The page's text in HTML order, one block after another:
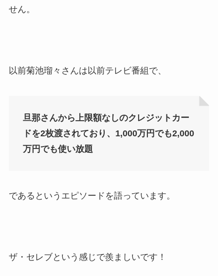
せん。
以前菊池瑠々さんは以前テレビ番組で、
旦那さんから上限額なしのクレジットカー
ドを2枚渡されており、1,000万円でも2,000
万円でも使い放題
であるというエピソードを語っています。
ザ・セレブという感じで羨ましいです！